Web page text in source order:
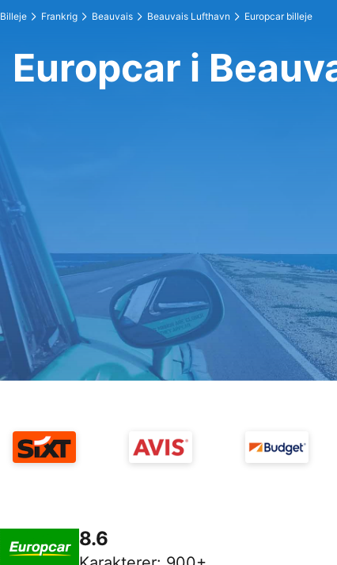
Billeje Frankrig Beauvais Beauvais Lufthavn Europcar billeje
Europcar i
8.6